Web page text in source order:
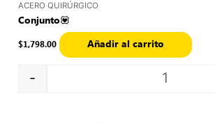
ACERO QUIRÚRGICO
Conjunto💟
$1,798.00
-
Añadir al carrito